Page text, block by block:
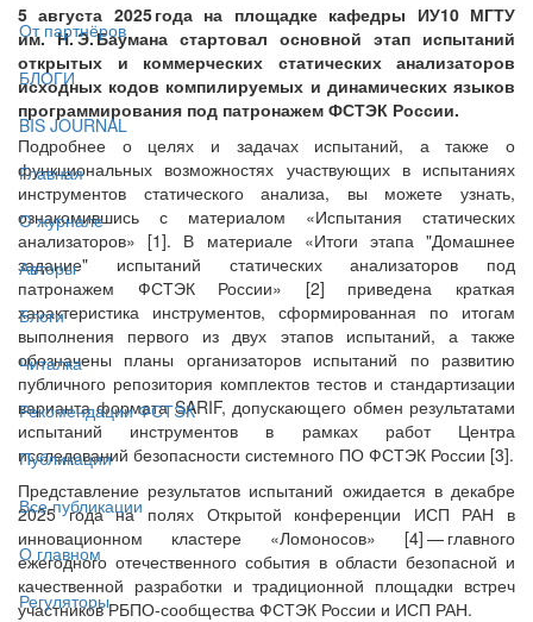
От партнёров
БЛОГИ
BIS JOURNAL
Главная
О журнале
Авторы
Блоги
Читалка
Рекомендации ФСТЭК
Публикации
Все публикации
О главном
Регуляторы
5 августа 2025 года на площадке кафедры ИУ10 МГТУ
им. Н. Э. Баумана стартовал основной этап испытаний
открытых и коммерческих статических анализаторов
исходных кодов компилируемых и динамических языков
программирования под патронажем ФСТЭК России.
Подробнее о целях и задачах испытаний, а также о
функциональных возможностях участвующих в испытаниях
инструментов статического анализа, вы можете узнать,
ознакомившись с материалом «Испытания статических
анализаторов» [1]. В материале «Итоги этапа "Домашнее
задание" испытаний статических анализаторов под
патронажем ФСТЭК России» [2] приведена краткая
характеристика инструментов, сформированная по итогам
выполнения первого из двух этапов испытаний, а также
обозначены планы организаторов испытаний по развитию
публичного репозитория комплектов тестов и стандартизации
варианта формата SARIF, допускающего обмен результатами
испытаний инструментов в рамках работ Центра
исследований безопасности системного ПО ФСТЭК России [3].
Представление результатов испытаний ожидается в декабре
2025 года на полях Открытой конференции ИСП РАН в
инновационном кластере «Ломоносов» [4] — ​главного
ежегодного отечественного события в области безопасной и
качественной разработки и традиционной площадки встреч
участников РБПО-сообщества ФСТЭК России и ИСП РАН.